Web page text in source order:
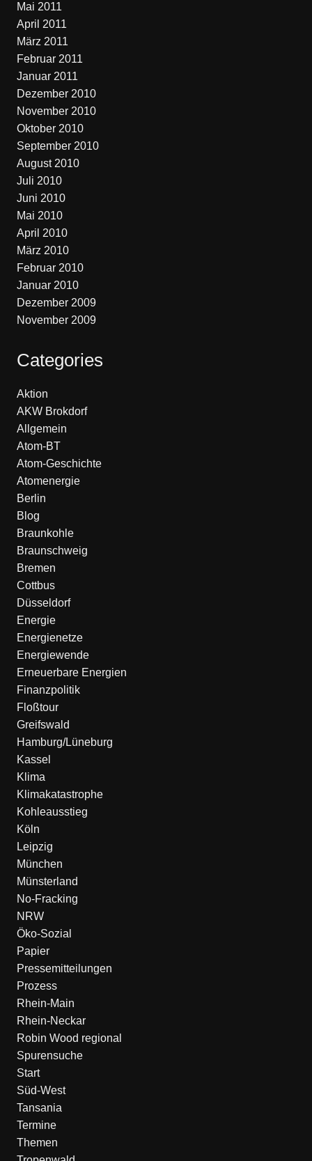
Mai 2011
April 2011
März 2011
Februar 2011
Januar 2011
Dezember 2010
November 2010
Oktober 2010
September 2010
August 2010
Juli 2010
Juni 2010
Mai 2010
April 2010
März 2010
Februar 2010
Januar 2010
Dezember 2009
November 2009
Categories
Aktion
AKW Brokdorf
Allgemein
Atom-BT
Atom-Geschichte
Atomenergie
Berlin
Blog
Braunkohle
Braunschweig
Bremen
Cottbus
Düsseldorf
Energie
Energienetze
Energiewende
Erneuerbare Energien
Finanzpolitik
Floßtour
Greifswald
Hamburg/Lüneburg
Kassel
Klima
Klimakatastrophe
Kohleausstieg
Köln
Leipzig
München
Münsterland
No-Fracking
NRW
Öko-Sozial
Papier
Pressemitteilungen
Prozess
Rhein-Main
Rhein-Neckar
Robin Wood regional
Spurensuche
Start
Süd-West
Tansania
Termine
Themen